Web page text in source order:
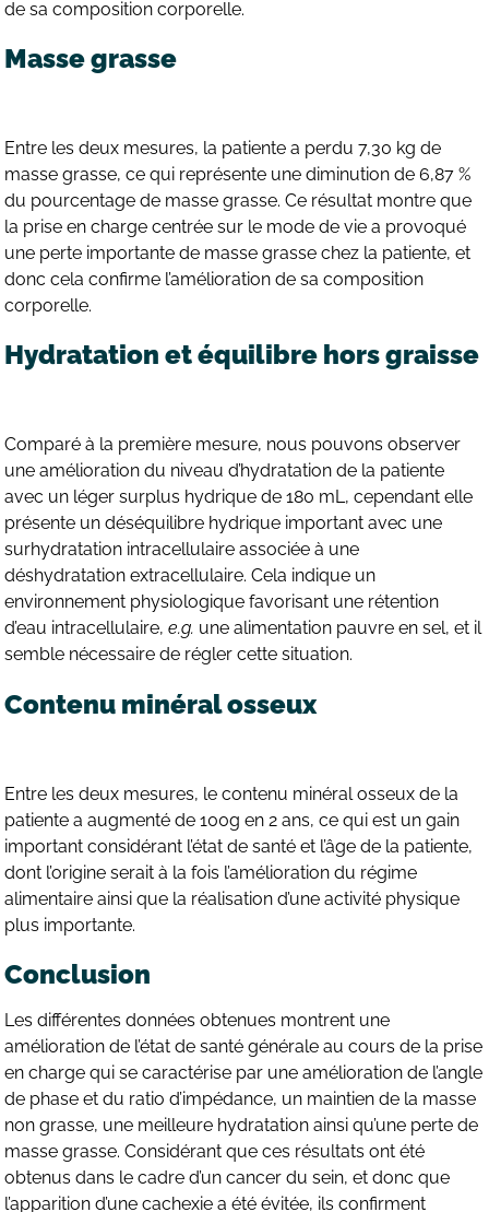
de sa composition corporelle.
Masse grasse
Entre les deux mesures, la patiente a perdu 7,30 kg de
masse grasse, ce qui représente une diminution de 6,87 %
du pourcentage de masse grasse. Ce résultat montre que
la prise en charge centrée sur le mode de vie a provoqué
une perte importante de masse grasse chez la patiente, et
donc cela confirme l’amélioration de sa composition
corporelle.
Hydratation et équilibre hors graisse
Comparé à la première mesure, nous pouvons observer
une amélioration du niveau d’hydratation de la patiente
avec un léger surplus hydrique de 180 mL, cependant elle
présente un déséquilibre hydrique important avec une
surhydratation intracellulaire associée à une
déshydratation extracellulaire. Cela indique un
environnement physiologique favorisant une rétention
d’eau intracellulaire,e.g. une alimentation pauvre en sel, et il
semble nécessaire de régler cette situation.
Contenu minéral osseux
Entre les deux mesures, le contenu minéral osseux de la
patiente a augmenté de 100g en 2 ans, ce qui est un gain
important considérant l’état de santé et l’âge de la patiente,
dont l’origine serait à la fois l’amélioration du régime
alimentaire ainsi que la réalisation d’une activité physique
plus importante.
Conclusion
Les différentes données obtenues montrent une
amélioration de l’état de santé générale au cours de la prise
en charge qui se caractérise par une amélioration de l’angle
de phase et du ratio d’impédance, un maintien de la masse
non grasse, une meilleure hydratation ainsi qu’une perte de
masse grasse. Considérant que ces résultats ont été
obtenus dans le cadre d’un cancer du sein, et donc que
l’apparition d’une cachexie a été évitée, ils confirment